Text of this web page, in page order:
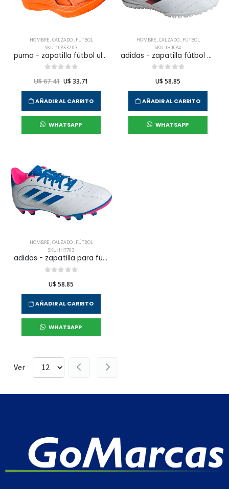
HOMBRE,CALZADO, FÚTBOL
SKU: 108537 03
puma - zapatilla fútbol ultra 6 play it para hombre
U$ 67.41 U$ 33.71
AÑADIR AL CARRITO
WHATSAPP
HOMBRE,CALZADO, FÚTBOL
SKU: IH0084
adidas - zapatilla fútbol goletto ix tf para hombre
U$ 58.85
AÑADIR AL CARRITO
WHATSAPP
HOMBRE,CALZADO, FÚTBOL
SKU: IH7703
adidas - zapatilla para futbol goletto ix fg/mg para hombre
U$ 58.85
AÑADIR AL CARRITO
WHATSAPP
Ver